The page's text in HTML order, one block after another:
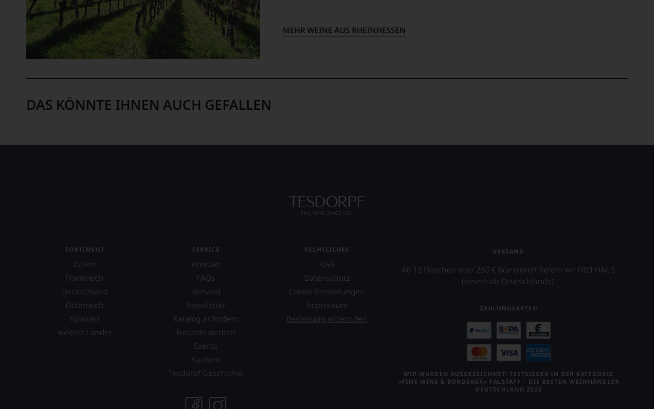
MEHR WEINE AUS RHEINHESSEN
DAS KÖNNTE IHNEN AUCH GEFALLEN
SORTIMENT
Italien
Frankreich
Deutschland
Österreich
Spanien
weitere Länder
SERVICE
Kontakt
FAQs
Versand
Newsletter
Katalog anfordern
Freunde werben
Events
Karriere
Tesdorpf Geschichte
RECHTLICHES
AGB
Datenschutz
Cookie-Einstellungen
Impressum
Bestellung widerrufen
VERSAND
Ab 12 Flaschen oder 250 € Warenwert liefern wir FREI HAUS
(innerhalb Deutschlands).
ZAHLUNGSARTEN
WIR WURDEN AUSGEZEICHNET: TESTSIEGER IN DER KATEGORIE
»FINE WINE & BORDEAUX« FALSTAFF – DIE BESTEN WEINHÄNDLER
DEUTSCHLAND 2023